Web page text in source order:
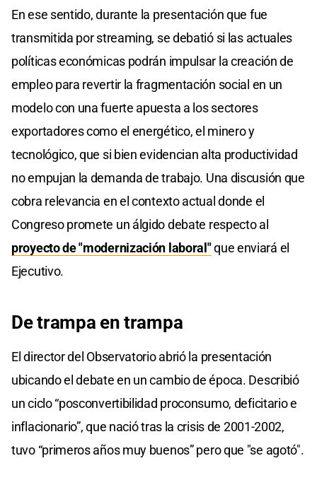
En ese sentido, durante la presentación que fue
transmitida por streaming, se debatió si las actuales
políticas económicas podrán impulsar la creación de
empleo para revertir la fragmentación social en un
modelo con una fuerte apuesta a los sectores
exportadores como el energético, el minero y
tecnológico, que si bien evidencian alta productividad
no empujan la demanda de trabajo. Una discusión que
cobra relevancia en el contexto actual donde el
Congreso promete un álgido debate respecto al
proyecto de "modernización laboral"que enviará el
Ejecutivo.
De trampa en trampa
El director del Observatorio abrió la presentación
ubicando el debate en un cambio de época. Describió
un ciclo “posconvertibilidad proconsumo, deficitario e
inflacionario”, que nació tras la crisis de 2001-2002,
tuvo “primeros años muy buenos” pero que "se agotó".